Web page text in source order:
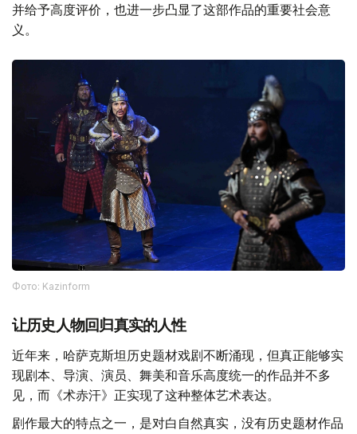
并给予高度评价，也进一步凸显了这部作品的重要社会意
义。
Фото: Kazinform
让历史人物回归真实的人性
近年来，哈萨克斯坦历史题材戏剧不断涌现，但真正能够实
现剧本、导演、演员、舞美和音乐高度统一的作品并不多
见，而《术赤汗》正实现了这种整体艺术表达。
剧作最大的特点之一，是对白自然真实，没有历史题材作品